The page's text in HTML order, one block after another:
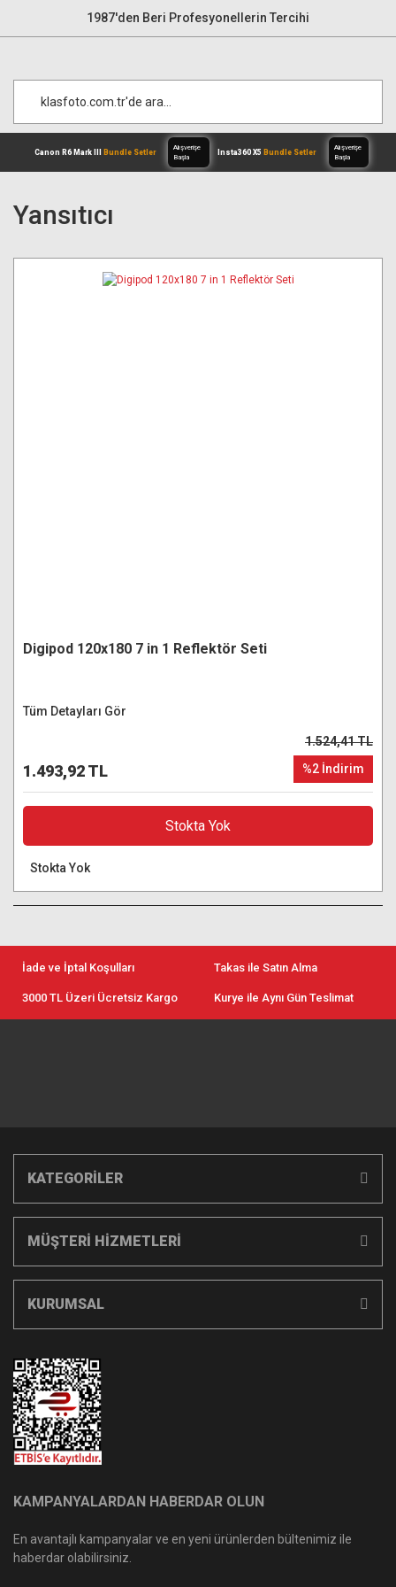
1987'den Beri Profesyonellerin Tercihi
Başla
Yansıtıcı
Digipod 120x180 7 in 1 Reflektör Seti
Tüm Detayları Gör
1.493,92 TL
1.524,41 TL
%2 İndirim
Stokta Yok
Stokta Yok
İade ve İptal Koşulları Takas ile Satın Alma
3000 TL Üzeri Ücretsiz Kargo Kurye ile Aynı Gün Teslimat
KATEGORİLER
MÜŞTERİ HİZMETLERİ
KURUMSAL
KAMPANYALARDAN HABERDAR OLUN
En avantajlı kampanyalar ve en yeni ürünlerden bültenimiz ile
haberdar olabilirsiniz.